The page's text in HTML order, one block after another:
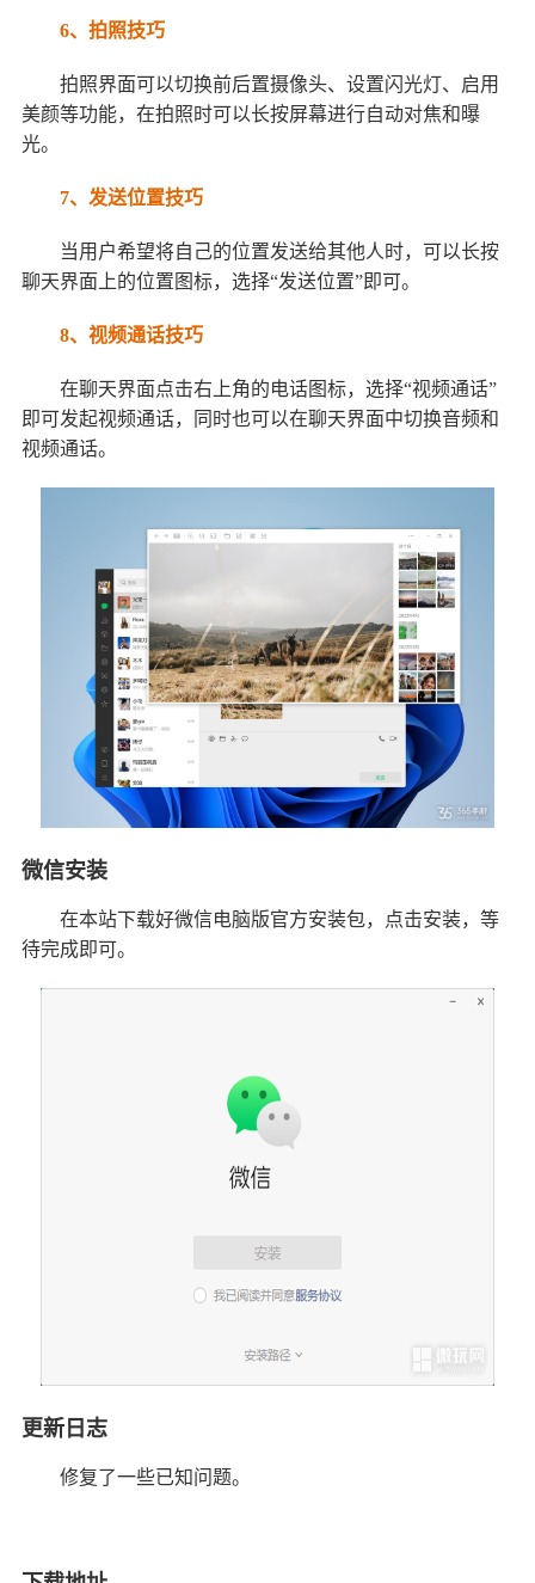
6、拍照技巧
拍照界面可以切换前后置摄像头、设置闪光灯、启用
美颜等功能，在拍照时可以长按屏幕进行自动对焦和曝
光。
7、发送位置技巧
当用户希望将自己的位置发送给其他人时，可以长按
聊天界面上的位置图标，选择“发送位置”即可。
8、视频通话技巧
在聊天界面点击右上角的电话图标，选择“视频通话”
即可发起视频通话，同时也可以在聊天界面中切换音频和
视频通话。
微信安装
在本站下载好微信电脑版官方安装包，点击安装，等
待完成即可。
更新日志
修复了一些已知问题。